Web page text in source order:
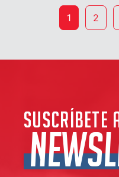
1 2
Suscríbete